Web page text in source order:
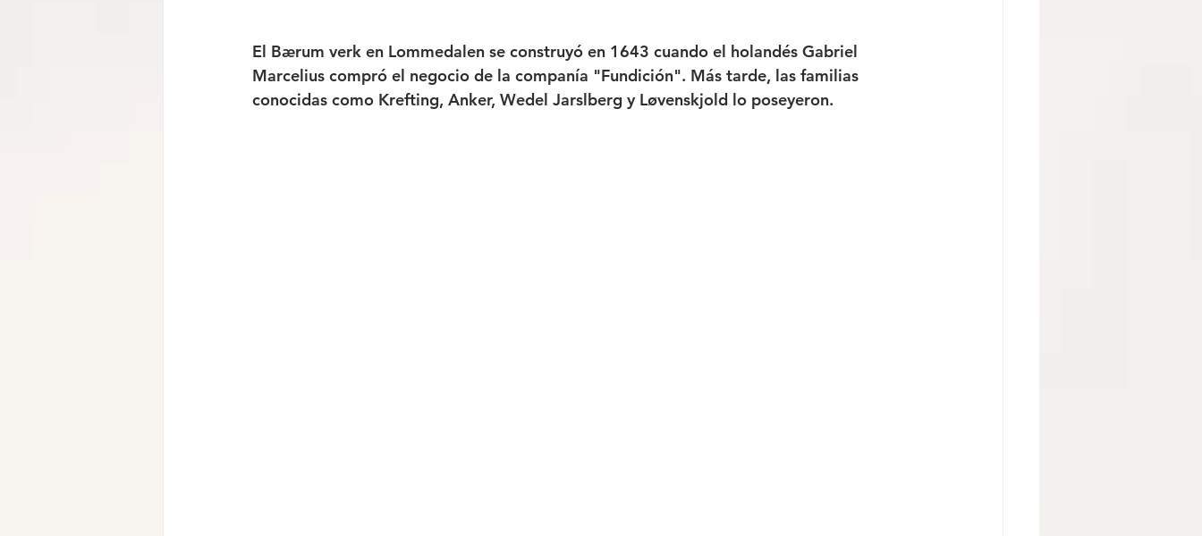
El Bærum verk en Lommedalen se construyó en 1643 cuando el holandés Gabriel
Marcelius compró el negocio de la companía "Fundición". Más tarde, las familias
conocidas como Krefting, Anker, Wedel Jarslberg y Løvenskjold lo poseyeron.